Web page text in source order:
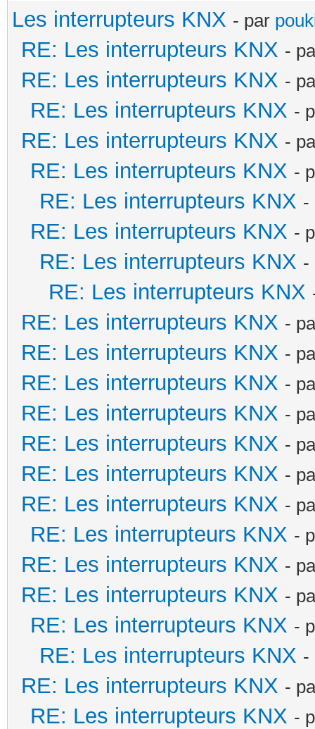
Les interrupteurs KNX - par
RE: Les interrupteurs KNX -
RE: Les interrupteurs KNX -
RE: Les interrupteurs KNX -
RE: Les interrupteurs KNX -
RE: Les interrupteurs KNX -
RE: Les interrupteurs KNX -
RE: Les interrupteurs KNX -
RE: Les interrupteurs KNX -
RE: Les interrupteurs KNX
RE: Les interrupteurs KNX -
RE: Les interrupteurs KNX -
RE: Les interrupteurs KNX -
RE: Les interrupteurs KNX -
RE: Les interrupteurs KNX -
RE: Les interrupteurs KNX -
RE: Les interrupteurs KNX -
RE: Les interrupteurs KNX -
RE: Les interrupteurs KNX -
RE: Les interrupteurs KNX -
RE: Les interrupteurs KNX -
RE: Les interrupteurs KNX -
RE: Les interrupteurs KNX -
RE: Les interrupteurs KNX -